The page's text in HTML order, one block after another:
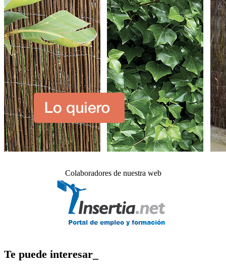
Colaboradores de nuestra web
Te puede interesar_